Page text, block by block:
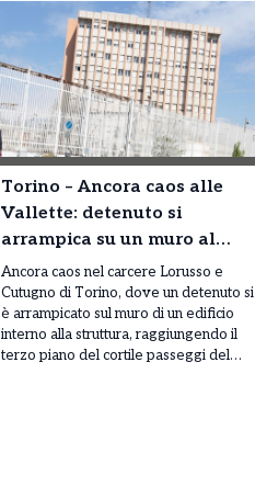
Torino – Ancora caos alle
Vallette: detenuto si
arrampica su un muro al
terzo piano. Situazione fuori
controllo
Ancora caos nel carcere Lorusso e
Cutugno di Torino, dove un detenuto si
è arrampicato sul muro di un edificio
interno alla struttura, raggiungendo il
terzo piano del cortile passeggi del